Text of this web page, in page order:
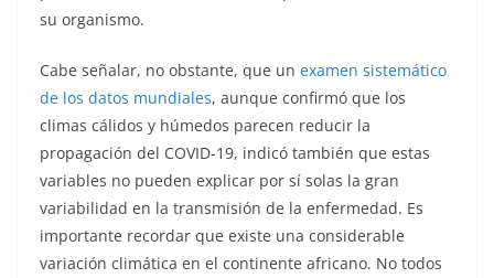
su organismo.
Cabe señalar, no obstante, que un examen sistemático
de los datos mundiales, aunque confirmó que los
climas cálidos y húmedos parecen reducir la
propagación del COVID-19, indicó también que estas
variables no pueden explicar por sí solas la gran
variabilidad en la transmisión de la enfermedad. Es
importante recordar que existe una considerable
variación climática en el continente africano. No todos